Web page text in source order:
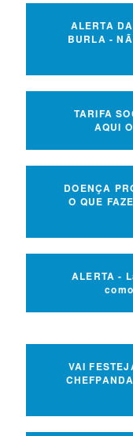
ALERTA
BURLA -
TARIFA
AQUI
DOENÇA
O QUE
ALERTA -
VAI